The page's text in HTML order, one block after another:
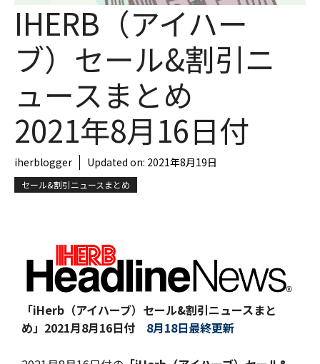
IHERB（アイハー
ブ）セール&割引ニ
ュースまとめ
2021年8月16日付
iherblogger Updated on: 2021年8月19日
セール&割引ニュースまとめ
「iHerb（アイハーブ）セール&割引ニュースまと
め」 2021月8月16日付 8月18日最終更新